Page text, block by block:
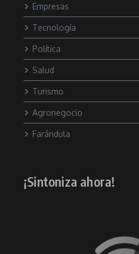
Empresas
Tecnología
Política
Salud
Turismo
Agronegocio
Farándula
¡Sintoniza ahora!